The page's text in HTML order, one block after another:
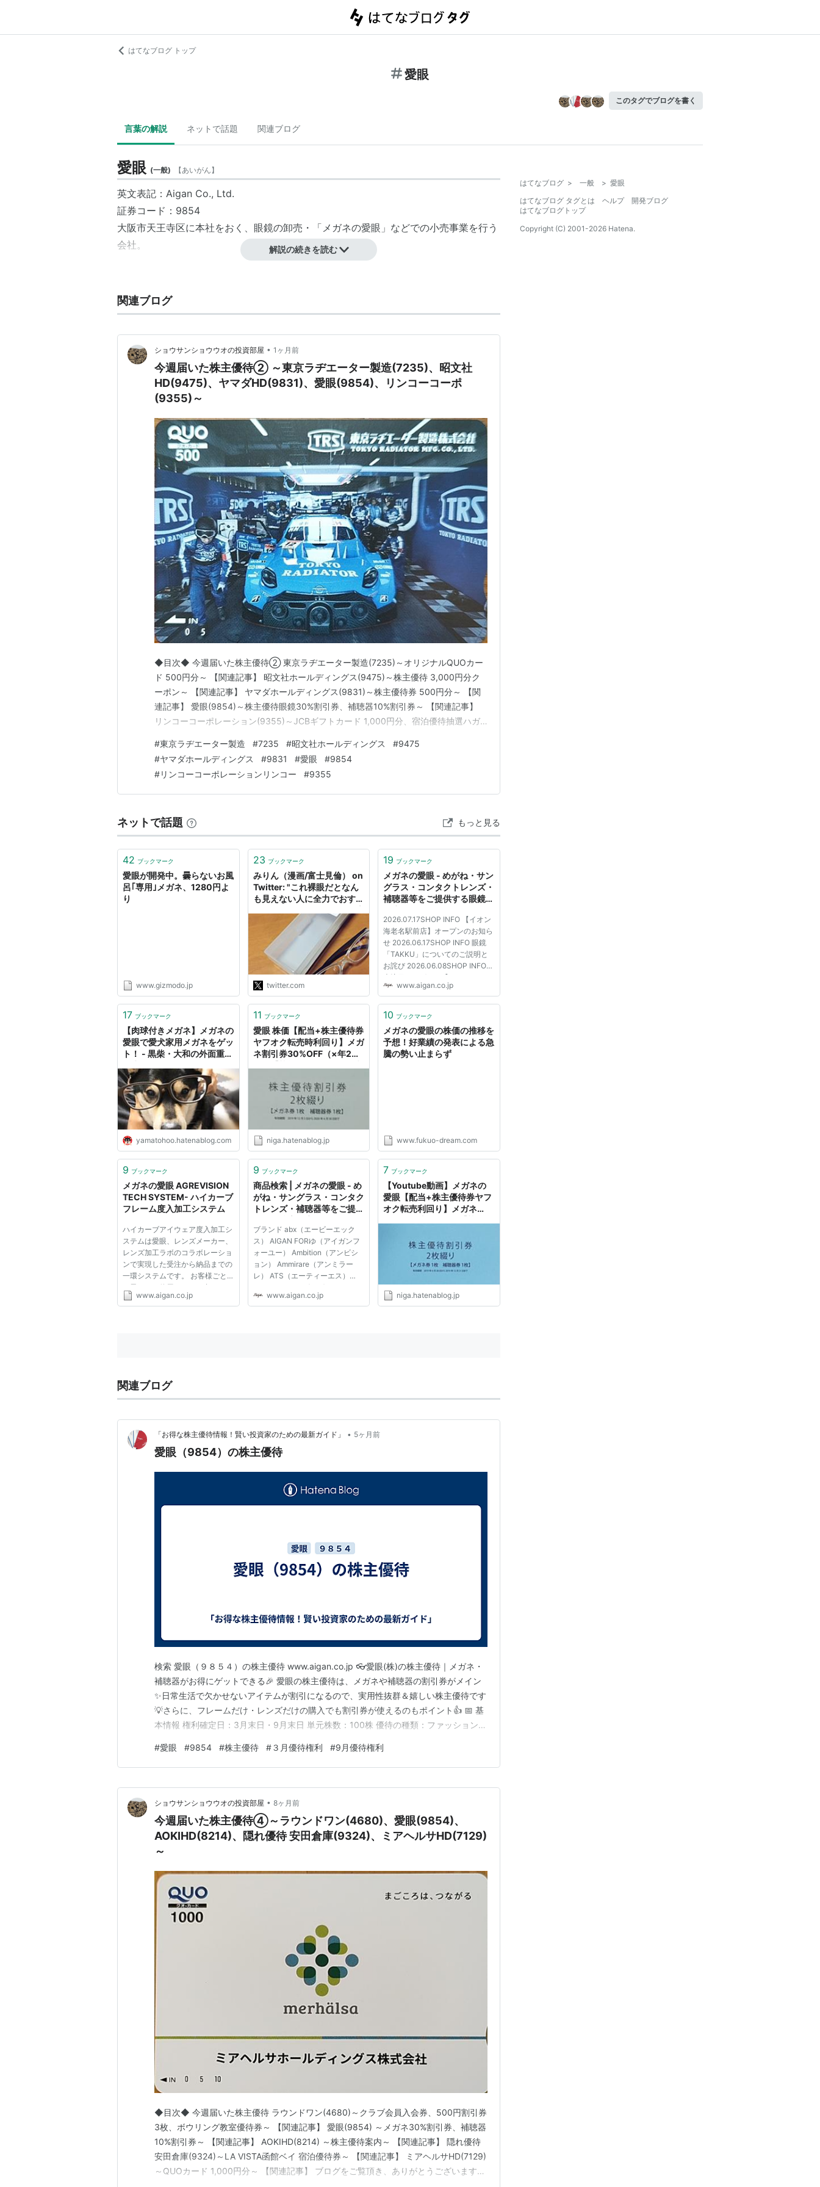
はてなブログ トップ
愛眼
このタグでブログを書く
言葉の解説 ネットで話題 関連ブログ
愛眼 (一般) 【あいがん】
英文表記：Aigan Co., Ltd.
証券コード：9854
大阪市天王寺区に本社をおく、 眼鏡の卸売・「メガネの愛眼」などでの小売事業を行う
会社。
解説の続きを読む
関連ブログ
ショウサンショウウオの投資部屋 • 1ヶ月前
今週届いた株主優待② ～東京ラヂエーター製造(7235)、昭文社
HD(9475)、ヤマダHD(9831)、愛眼(9854)、リンコーコーポ
(9355)～
◆目次◆ 今週届いた株主優待② 東京ラヂエーター製造(7235)～オリジナルQUOカー
ド 500円分～ 【関連記事】 昭文社ホールディングス(9475)～株主優待 3,000円分ク
ーポン～ 【関連記事】 ヤマダホールディングス(9831)～株主優待券 500円分～ 【関
連記事】 愛眼(9854)～株主優待眼鏡30%割引券、補聴器10%割引券～ 【関連記事】
リンコーコーポレーション(9355)～JCBギフトカード 1,000円分、宿泊優待抽選ハガ
「shousanshouuo」と申します。 中小型バリュー株を中心とした長期投資スタ…
#東京ラヂエーター製造 #7235 #昭文社ホールディングス #9475
#ヤマダホールディングス #9831 #愛眼 #9854
#リンコーコーポレーションリンコー #9355
ネットで話題 もっと見る
42 ブックマーク
愛眼が開発中。曇らないお風
呂｢専用｣メガネ、1280円よ
り
www.gizmodo.jp
23 ブックマーク
みりん（漫画/富士見倫） on
Twitter: "これ裸眼だとなん
も見えない人に全力でおすす
用メガネ 子どもを洗うのに
細かいところ全然見えないか
ら、かなりありがたい。あと
温泉の眺めとか全然見れなか
ったのも見れるようにな
る…！ ほんと嬉しい。ありが
とう愛眼
https://t.co/IfcWsvhMwQ"
twitter.com
19 ブックマーク
メガネの愛眼 - めがね・サン
グラス・コンタクトレンズ・
補聴器等をご提供する眼鏡専
2026.07.17SHOP INFO 【イオン
海老名駅前店】オープンのお知ら
せ 2026.06.17SHOP INFO 眼鏡
「TAKKU」についてのご説明と
お詫び 2026.06.08SHOP INFO
大注目のAIグラス【Ray‐Ban
Meta】がメガネの愛眼21店舗で
は10店舗にて取扱い開始！
豊橋南店】改装オープン...
www.aigan.co.jp
17 ブックマーク
【肉球付きメガネ】メガネの
愛眼で愛犬家用メガネをゲッ
ト！ - 黒柴・大和の外面重視
yamatohoo.hatenablog.com
11 ブックマーク
愛眼 株価【配当+株主優待券
ヤフオク転売時利回り】メガ
ネ割引券30%OFF（×年2
独身30代のブログ
niga.hatenablog.jp
10 ブックマーク
メガネの愛眼の株価の推移を
予想！好業績の発表による急
騰の勢い止まらず
www.fukuo-dream.com
9 ブックマーク
メガネの愛眼 AGREVISION
TECH SYSTEM- ハイカーブ
フレーム度入加工システム
ハイカーブアイウェア度入加工シ
ステムは愛眼、レンズメーカー、
レンズ加工ラボのコラボレーショ
ンで実現した受注から納品までの
一環システムです。 お客様ごと
に異なるご使用シーンに合わせた
本格スポーツアイウェアを提供い
www.aigan.co.jp
9 ブックマーク
商品検索 | メガネの愛眼 - め
がね・サングラス・コンタク
トレンズ・補聴器等をご提供
ブランド abx（エービーエック
ス） AIGAN FORゆ（アイガンフ
ォーユー） Ambition（アンビシ
ョン） Ammirare（アンミラー
レ） ATS（エーティーエス）
Carl-Fit（カールフィット）
www.aigan.co.jp
7 ブックマーク
【Youtube動画】メガネの
愛眼【配当+株主優待券ヤフ
オク転売利回り】メガネ
蓄2000万円の独身30代の
niga.hatenablog.jp
関連ブログ
「お得な株主優待情報！賢い投資家のための最新ガイド」 • 5ヶ月前
愛眼（9854）の株主優待
検索 愛眼（９８５４）の株主優待 www.aigan.co.jp 👓愛眼(株)の株主優待｜メガネ・
補聴器がお得にゲットできる🎉 愛眼の株主優待は、メガネや補聴器の割引券がメイン
✨日常生活で欠かせないアイテムが割引になるので、実用性抜群＆嬉しい株主優待です
💡さらに、フレームだけ・レンズだけの購入でも割引券が使えるのもポイント👍 📅 基
本情報 権利確定日：3月末日・9月末日 単元株数：100株 優待の種類：ファッション、
割引） 1枚（10％割引） 500株以上 2枚（30％割引） 1枚（10％割引） ✨ポイ…
#愛眼 #9854 #株主優待 #３月優待権利 #9月優待権利
ショウサンショウウオの投資部屋 • 8ヶ月前
今週届いた株主優待④～ラウンドワン(4680)、愛眼(9854)、
AOKIHD(8214)、隠れ優待 安田倉庫(9324)、ミアヘルサHD(7129)
～
◆目次◆ 今週届いた株主優待 ラウンドワン(4680)～クラブ会員入会券、500円割引券
3枚、ボウリング教室優待券～ 【関連記事】 愛眼(9854) ～メガネ30%割引券、補聴器
10%割引券～ 【関連記事】 AOKIHD(8214) ～株主優待案内～ 【関連記事】 隠れ優待
安田倉庫(9324)～LA VISTA函館ベイ 宿泊優待券～ 【関連記事】 ミアヘルサHD(7129)
～QUOカード 1,000円分～ 【関連記事】 ブログをご覧頂き、ありがとうございます。
はてなブログ > 一般 > 愛眼
はてなブログ タグとは
ヘルプ
開発ブログ
はてなブログトップ
Copyright (C) 2001-2026 Hatena.